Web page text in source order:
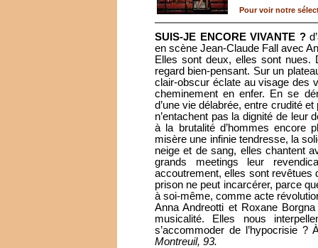
Pour voir notre
SUIS-JE ENCORE VIVANTE ?
en scène Jean-Claude Fall avec
Elles sont deux, elles sont nues.
regard bien-pensant. Sur un
clair-obscur éclate au visage des
cheminement en enfer. En se
d’une vie délabrée, entre crudité
n’entachent pas la dignité de leur
à la brutalité d’hommes encore
misère une infinie tendresse, la
neige et de sang, elles chantent
grands meetings leur
accoutrement, elles sont revêtues
prison ne peut incarcérer, parce
à soi-même, comme acte
Anna Andreotti et Roxane
musicalité. Elles nous
s’accommoder de l’hypocrisie
Montreuil, 93.